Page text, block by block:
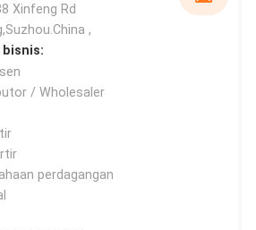
Xinfeng Rd
,
/ Wholesaler
perdagangan